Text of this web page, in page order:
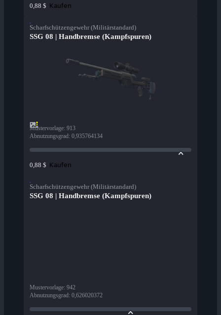
0,88 $ Kaufen
Scharfschützengewehr (Militärstandard)
SSG 08 | Handbremse (Kampfspuren)
Mustervorlage: 913
Abnutzungsgrad: 0,935764134
0,88 $ Kaufen
Scharfschützengewehr (Militärstandard)
SSG 08 | Handbremse (Kampfspuren)
Mustervorlage: 942
Abnutzungsgrad: 0,626020372